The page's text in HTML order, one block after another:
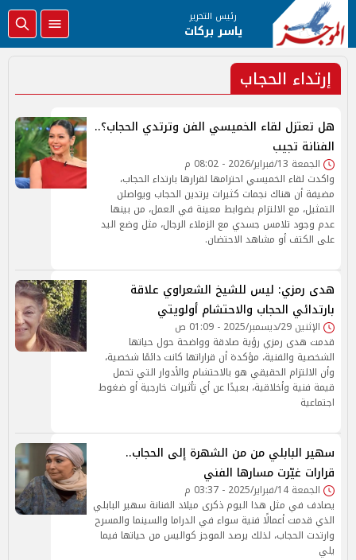
رئيس التحرير
ياسر بركات
إرتداء الحجاب
هل تعتزل لقاء الخميسي الفن وترتدي الحجاب؟..
الفنانة تجيب
الجمعة 13/فبراير/2026 - 08:02 م
واكدت لقاء الخميسي احترامها لقرارها بارتداء الحجاب،
مضيفة أن هناك نجمات كثيرات يرتدين الحجاب ويواصلن
التمثيل، مع الالتزام بضوابط معينة في العمل، من بينها
عدم وجود تلامس جسدي مع الزملاء الرجال، مثل وضع اليد
على الكتف أو مشاهد الاحتضان.
هدى رمزي: ليس للشيخ الشعراوي علاقة
بارتدائي الحجاب والاحتشام أولويتي
الإثنين 29/ديسمبر/2025 - 01:09 ص
قدمت هدى رمزي رؤية صادقة وواضحة حول حياتها
الشخصية والفنية، مؤكدة أن قراراتها كانت دائمًا شخصية،
وأن الالتزام الحقيقي هو بالاحتشام والأدوار التي تحمل
قيمة فنية وأخلاقية، بعيدًا عن أي تأثيرات خارجية أو ضغوط
اجتماعية
سهير البابلي من من الشهرة إلى الحجاب..
قرارات غيّرت مسارها الفني
الجمعة 14/فبراير/2025 - 03:37 م
يصادف في مثل هذا اليوم ذكرى ميلاد الفنانة سهير البابلي
الذي قدمت أعمالًا فنية سواء في الدراما والسينما والمسرح
وارتدت الحجاب، لذلك يرصد الموجز كواليس من حياتها فيما
يلي